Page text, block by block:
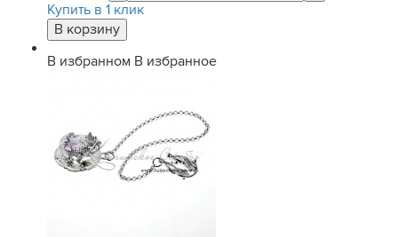
Купить в 1 клик
В избранном В избранное